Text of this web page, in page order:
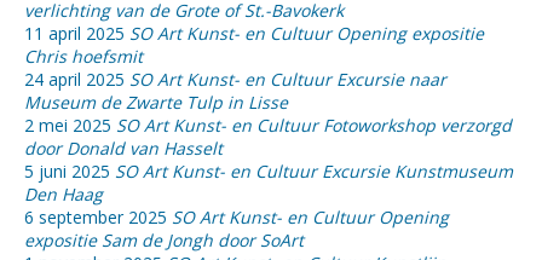
verlichting van de Grote of St.-Bavokerk
11 april 2025 SO Art Kunst- en Cultuur Opening expositie
Chris hoefsmit
24 april 2025 SO Art Kunst- en Cultuur Excursie naar
Museum de Zwarte Tulp in Lisse
2 mei 2025 SO Art Kunst- en Cultuur Fotoworkshop verzorgd
door Donald van Hasselt
5 juni 2025 SO Art Kunst- en Cultuur Excursie Kunstmuseum
Den Haag
6 september 2025 SO Art Kunst- en Cultuur Opening
expositie Sam de Jongh door SoArt